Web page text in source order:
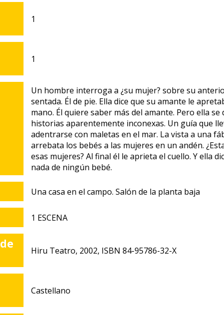
1
1
Un hombre interroga a ¿su mujer? sobre su
sentada. Él de pie. Ella dice que su amante le
mano. Él quiere saber más del amante. Pero ella se
historias aparentemente inconexas. Un guía que
adentrarse con maletas en el mar. La vista a una
arrebata los bebés a las mujeres en un andén.
esas mujeres? Al final él le aprieta el cuello. Y ella
nada de ningún bebé.
Una casa en el campo. Salón de la planta baja
1 ESCENA
Hiru Teatro, 2002, ISBN 84-95786-32-X
Castellano